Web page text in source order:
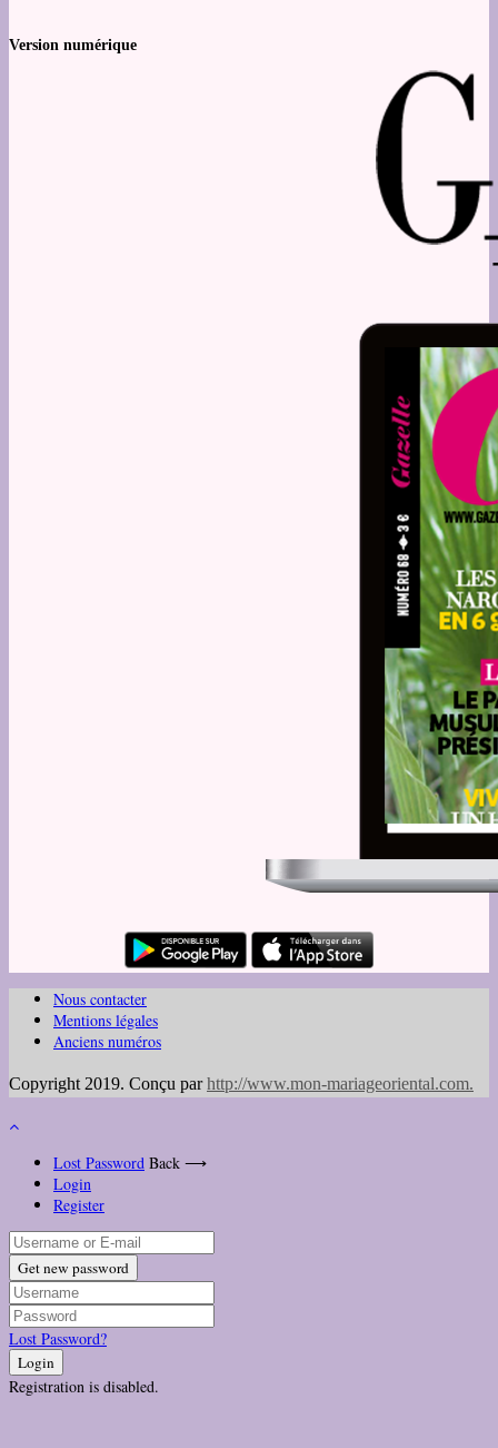
Version numérique
Nous contacter
Mentions légales
Anciens numéros
Copyright 2019. Conçu parhttp://www.mon-mariageoriental.com.
Lost Password Back ⟶
Login
Register
Get new password
Lost Password?
Login
Registration is disabled.